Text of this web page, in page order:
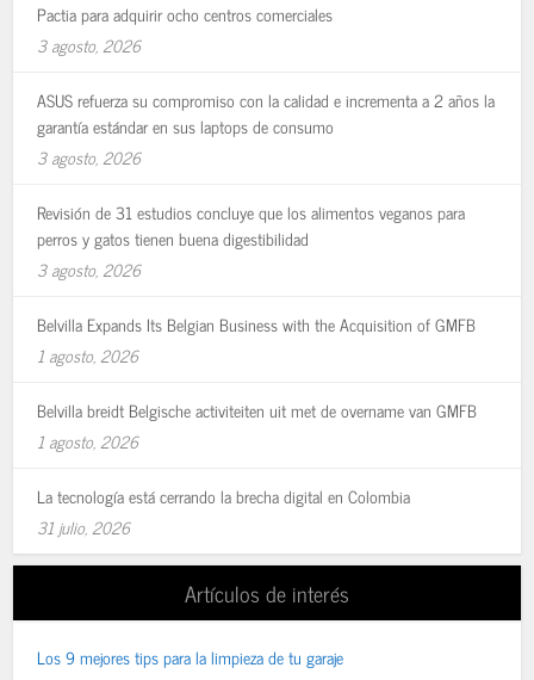
Pactia para adquirir ocho centros comerciales
3 agosto, 2026
ASUS refuerza su compromiso con la calidad e incrementa a 2 años la
garantía estándar en sus laptops de consumo
3 agosto, 2026
Revisión de 31 estudios concluye que los alimentos veganos para
perros y gatos tienen buena digestibilidad
3 agosto, 2026
Belvilla Expands Its Belgian Business with the Acquisition of GMFB
1 agosto, 2026
Belvilla breidt Belgische activiteiten uit met de overname van GMFB
1 agosto, 2026
La tecnología está cerrando la brecha digital en Colombia
31 julio, 2026
Artículos de interés
Los 9 mejores tips para la limpieza de tu garaje